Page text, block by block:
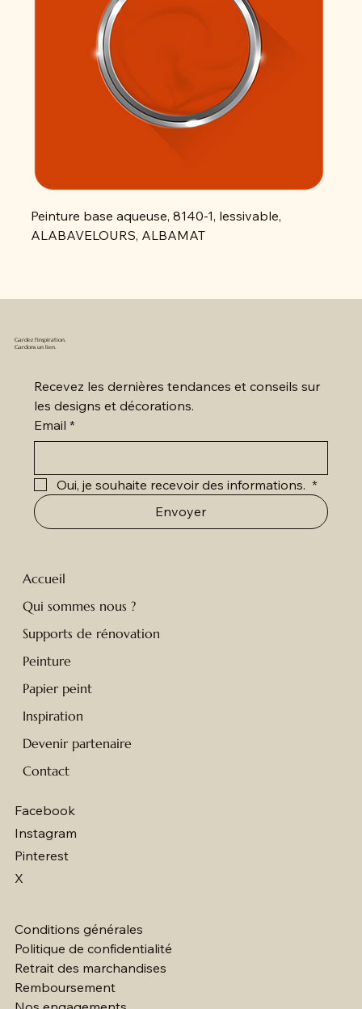
Peinture base aqueuse, 8140-1, lessivable,
ALABAVELOURS, ALBAMAT
Accueil
Qui sommes nous ?
Supports de rénovation
Peinture
Papier peint
Inspiration
Devenir partenaire
Contact
Conditions générales
Politique de confidentialité
Retrait des marchandises
Remboursement
Facebook
Instagram
Pinterest
X
Gardez l'inspiration.
Gardons un lien.
Recevez les dernières tendances et conseils sur
les designs et décorations.
Email *
Oui, je souhaite recevoir des informations. *
Envoyer